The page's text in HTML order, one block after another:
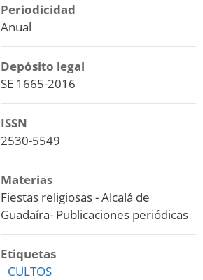
Periodicidad
Anual
Depósito legal
SE 1665-2016
ISSN
2530-5549
Materias
Fiestas religiosas - Alcalá de
Guadaíra- Publicaciones periódicas
Etiquetas
CULTOS